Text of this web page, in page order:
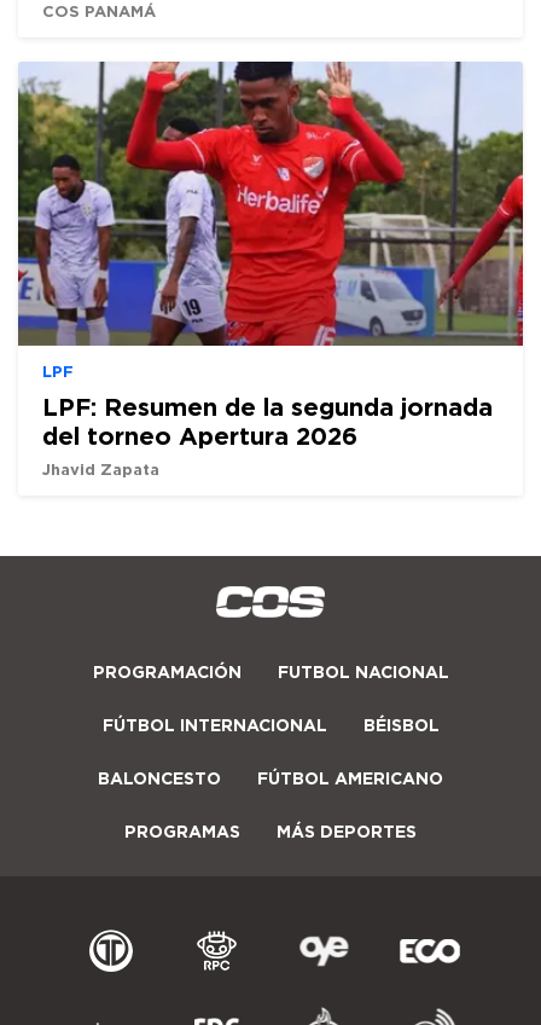
COS PANAMÁ
LPF
LPF: Resumen de la segunda jornada
del torneo Apertura 2026
Jhavid Zapata
PROGRAMACIÓN FUTBOL NACIONAL
FÚTBOL INTERNACIONAL BÉISBOL
BALONCESTO FÚTBOL AMERICANO
PROGRAMAS MÁS DEPORTES